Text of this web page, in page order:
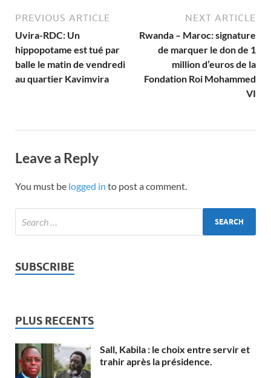
PREVIOUS ARTICLE
Uvira-RDC: Un
hippopotame est tué par
balle le matin de vendredi
au quartier Kavimvira
NEXT ARTICLE
Rwanda – Maroc: signature
de marquer le don de 1
million d’euros de la
Fondation Roi Mohammed
VI
Leave a Reply
You must be logged in to post a comment.
SUBSCRIBE
PLUS RECENTS
Sall, Kabila : le choix entre servir et
trahir après la présidence.